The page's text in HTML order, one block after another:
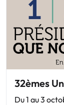
32èmes
Du 1 au 3